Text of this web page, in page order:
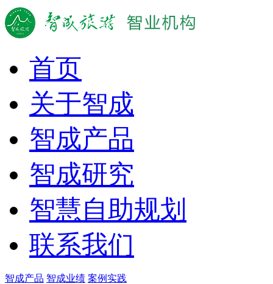
首页
关于智成
智成产品
智成研究
智慧自助规划
联系我们
智成产品 智成业绩 案例实践